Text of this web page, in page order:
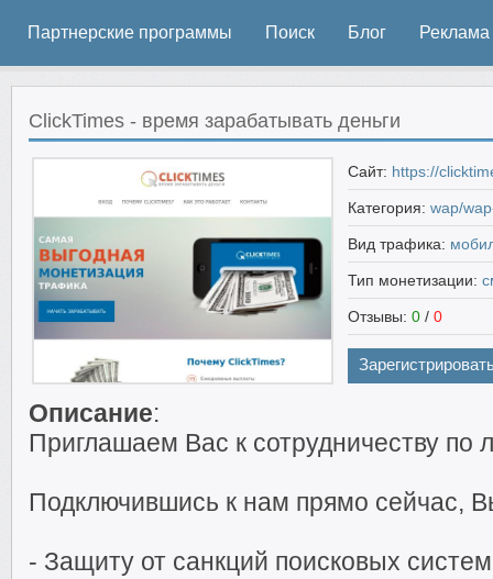
Партнерские программы Поиск Блог Реклама
ClickTimes - время зарабатывать деньги
Сайт: https://
Категория: wap/
Вид трафика:
Тип монетизации:
Отзывы: 0 / 0
Описание:
Приглашаем Вас к сотрудничеству
Подключившись к нам прямо сейчас,
- Защиту от санкций поисковых